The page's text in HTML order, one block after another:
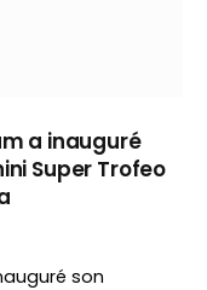
a inauguré
Super Trofeo
son